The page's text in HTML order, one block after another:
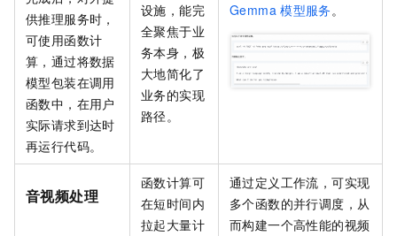
供推理服务时，
可使用函数计
算，通过将数据
模型包装在调用
函数中，在用户
实际请求到达时
再运行代码。
设施，能完
全聚焦于业
务本身，极
大地简化了
业务的实现
路径。
Gemma 模型服务。
音视频处理
函数计算可
在短时间内
拉起大量计
通过定义工作流，可实现
多个函数的并行调度，从
而构建一个高性能的视频